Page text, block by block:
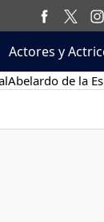
Actores y
Abelardo de la